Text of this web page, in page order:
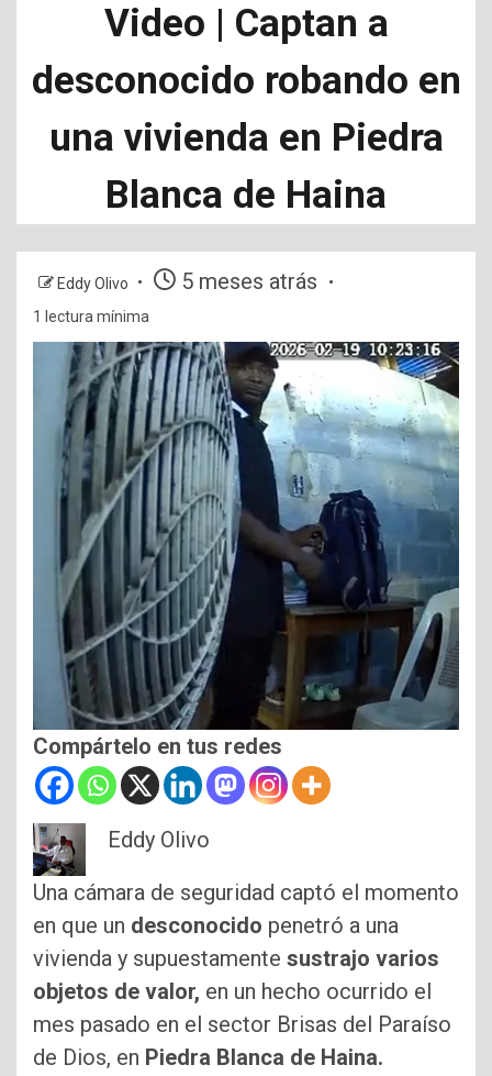
Video | Captan a
desconocido robando en
una vivienda en Piedra
Blanca de Haina
Eddy Olivo 5 meses atrás
1 lectura mínima
Compártelo en tus redes
Eddy Olivo
Una cámara de seguridad captó el momento
en que un desconocido penetró a una
vivienda y supuestamente sustrajo varios
objetos de valor, en un hecho ocurrido el
mes pasado en el sector Brisas del Paraíso
de Dios, en Piedra Blanca de Haina.